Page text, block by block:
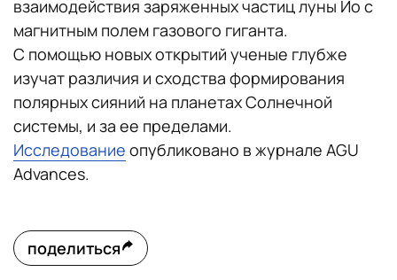
взаимодействия заряженных частиц луны Ио с
магнитным полем газового гиганта.
С помощью новых открытий ученые глубже
изучат различия и сходства формирования
полярных сияний на планетах Солнечной
системы, и за ее пределами.
Исследование опубликовано в журнале AGU
Advances.
поделиться